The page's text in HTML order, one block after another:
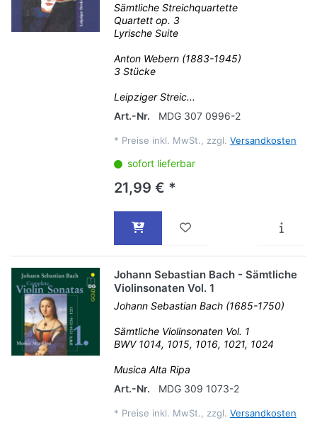
Sämtliche Streichquartette
Quartett op. 3
Lyrische Suite
Anton Webern (1883-1945)
3 Stücke
Leipziger Streic...
Art.-Nr.
MDG 307 0996-2
* Preise inkl. MwSt., zzgl. Versandkosten
sofort lieferbar
21,99 € *
Johann Sebastian Bach - Sämtliche
Violinsonaten Vol. 1
Johann Sebastian Bach (1685-1750)
Sämtliche Violinsonaten Vol. 1
BWV 1014, 1015, 1016, 1021, 1024
Musica Alta Ripa
Art.-Nr.
MDG 309 1073-2
* Preise inkl. MwSt., zzgl. Versandkosten